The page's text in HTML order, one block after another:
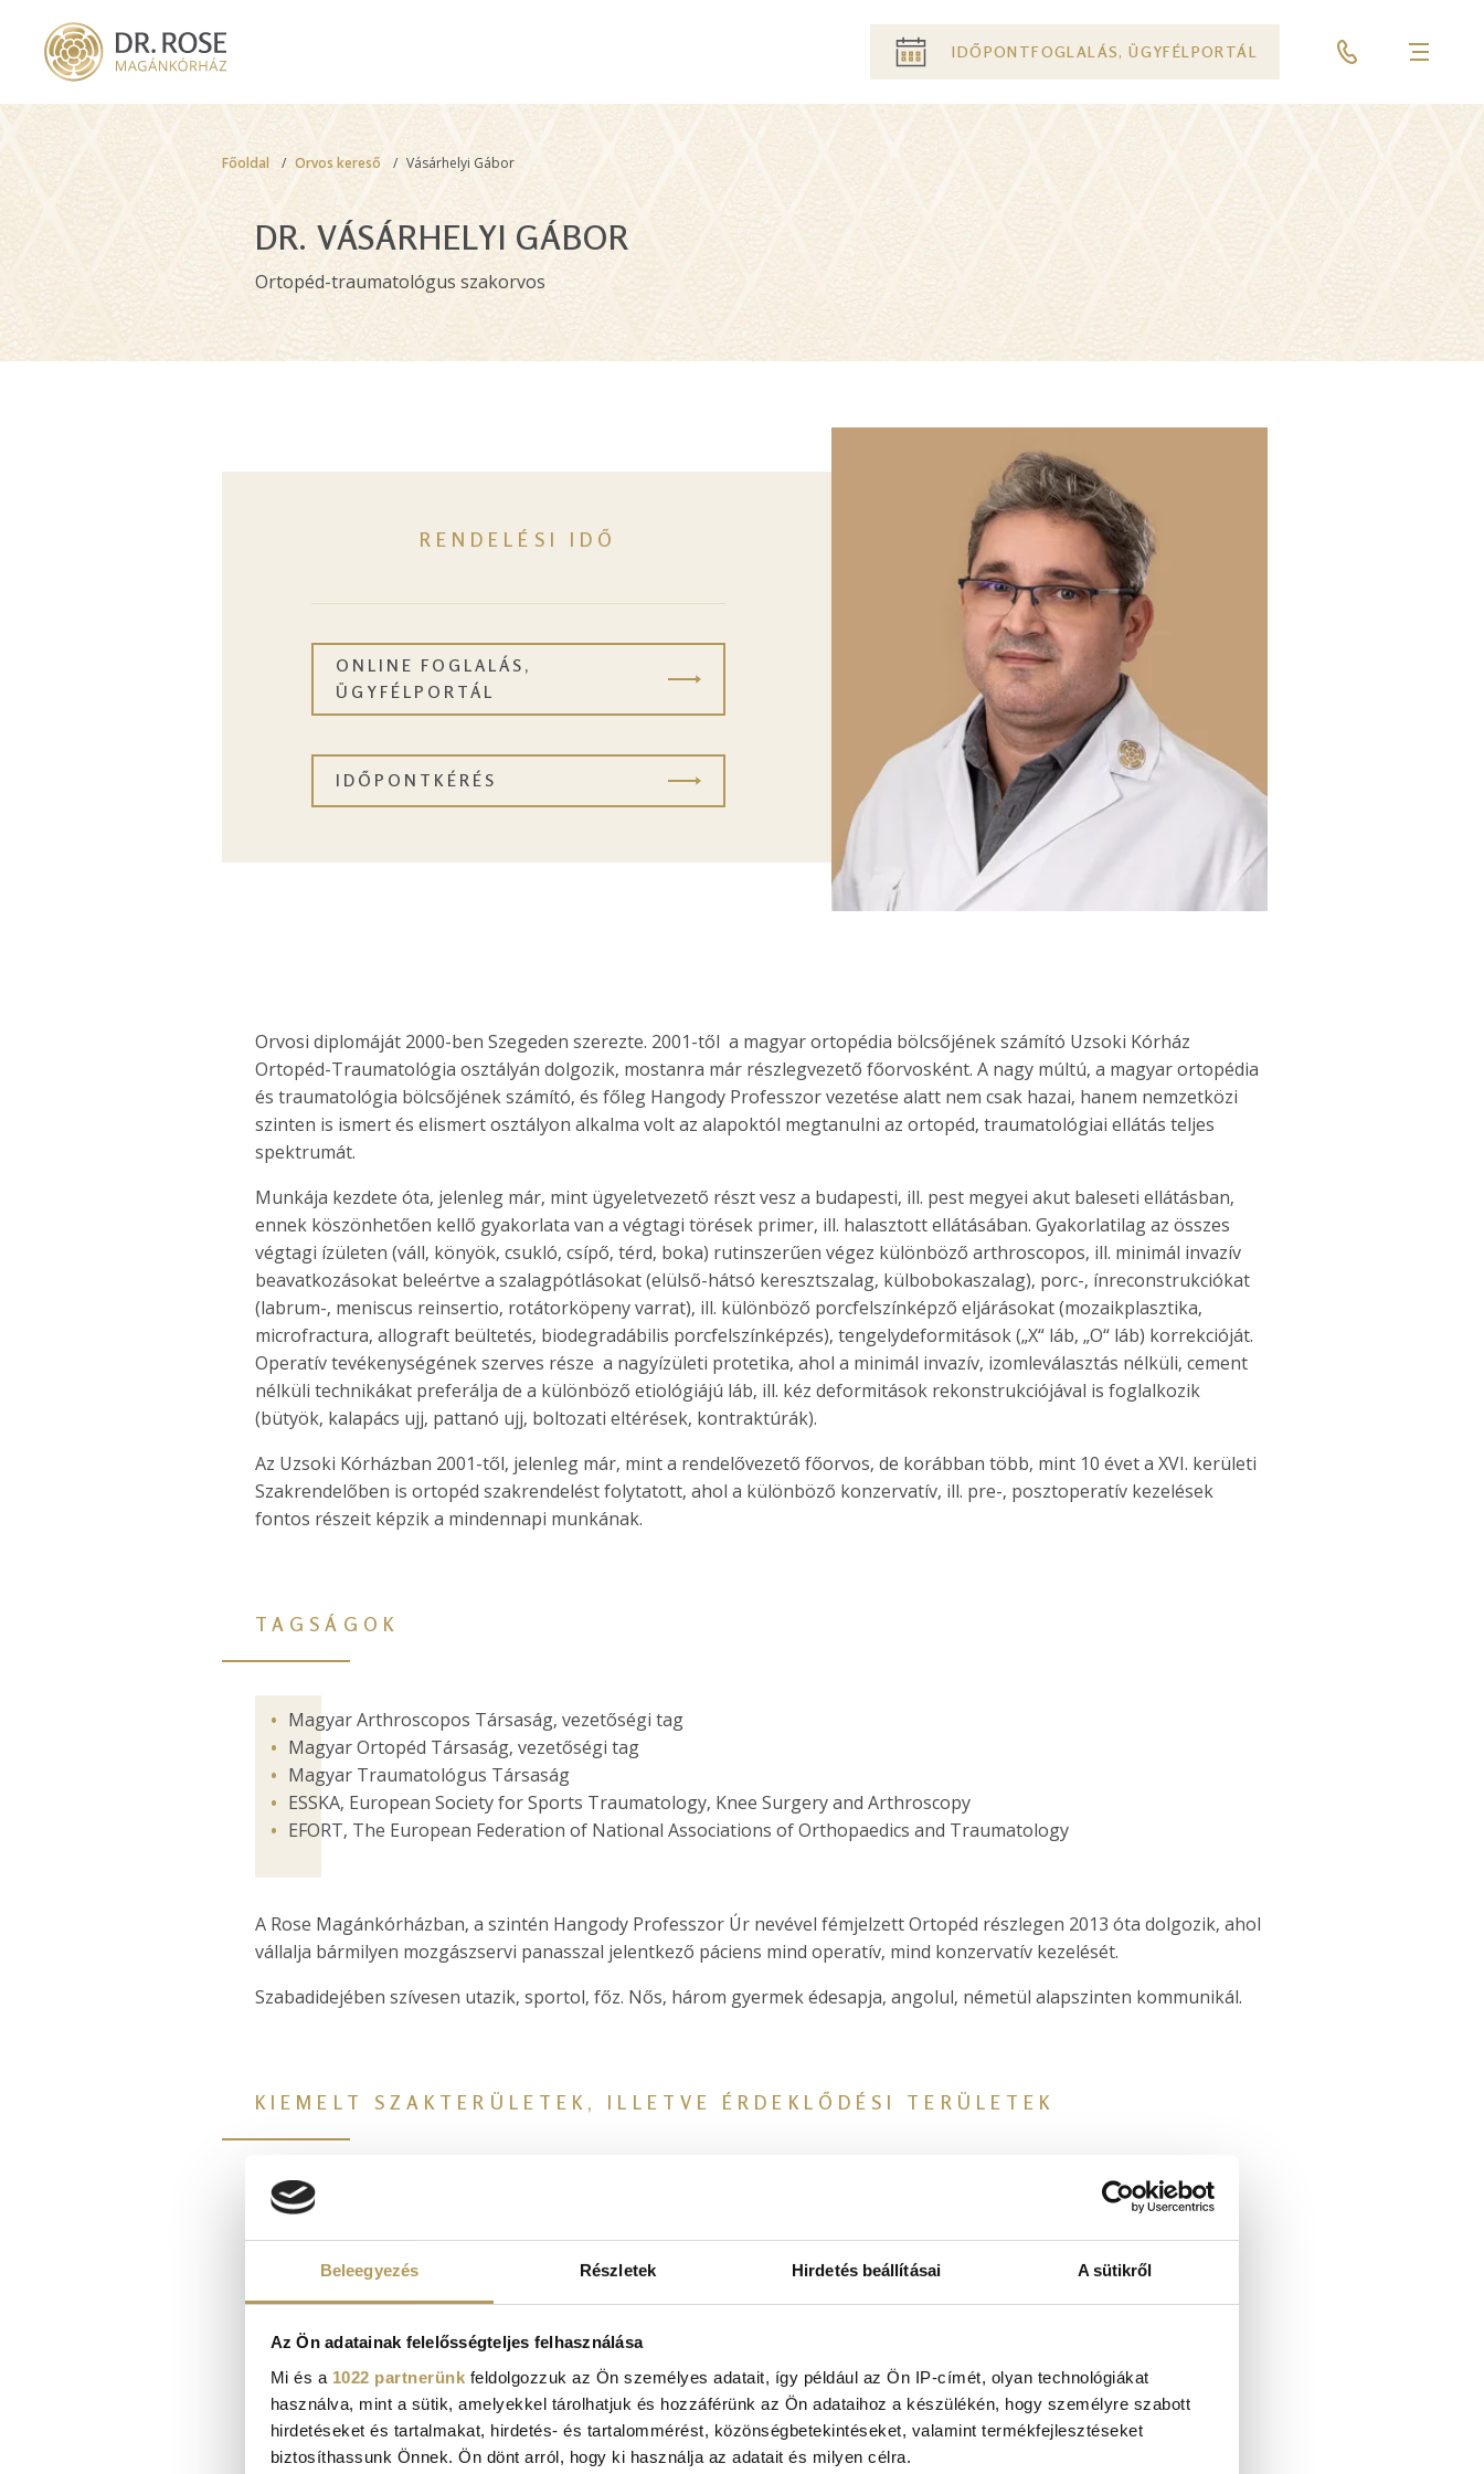
Beleegyezés Részletek Hirdetés beállításai A sütikről
Az Ön adatainak felelősségteljes felhasználása
Mi és a 1022 partnerünk feldolgozzuk az Ön személyes adatait, így például az Ön IP-címét, olyan technológiákat
használva, mint a sütik, amelyekkel tárolhatjuk és hozzáférünk az Ön adataihoz a készülékén, hogy személyre szabott
hirdetéseket és tartalmakat, hirdetés- és tartalommérést, közönségbetekintéseket, valamint termékfejlesztéseket
biztosíthassunk Önnek. Ön dönt arról, hogy ki használja az adatait és milyen célra.
Pre
header
IDŐPONTFOGLALÁS, ÜGYFÉLPORTÁL
Breadcrumb
Főoldal Orvos kereső Vásárhelyi Gábor
DR. VÁSÁRHELYI GÁBOR
Ortopéd-traumatológus szakorvos
Orvosi diplomáját 2000-ben Szegeden szerezte. 2001-től a magyar ortopédia bölcsőjének számító Uzsoki Kórház
Ortopéd-Traumatológia osztályán dolgozik, mostanra már részlegvezető főorvosként. A nagy múltú, a magyar ortopédia
és traumatológia bölcsőjének számító, és főleg Hangody Professzor vezetése alatt nem csak hazai, hanem nemzetközi
szinten is ismert és elismert osztályon alkalma volt az alapoktól megtanulni az ortopéd, traumatológiai ellátás teljes
spektrumát.
Munkája kezdete óta, jelenleg már, mint ügyeletvezető részt vesz a budapesti, ill. pest megyei akut baleseti ellátásban,
ennek köszönhetően kellő gyakorlata van a végtagi törések primer, ill. halasztott ellátásában. Gyakorlatilag az összes
végtagi ízületen (váll, könyök, csukló, csípő, térd, boka) rutinszerűen végez különböző arthroscopos, ill. minimál invazív
beavatkozásokat beleértve a szalagpótlásokat (elülső-hátsó keresztszalag, külbobokaszalag), porc-, ínreconstrukciókat
(labrum-, meniscus reinsertio, rotátorköpeny varrat), ill. különböző porcfelszínképző eljárásokat (mozaikplasztika,
microfractura, allograft beültetés, biodegradábilis porcfelszínképzés), tengelydeformitások („X“ láb, „O“ láb) korrekcióját.
Operatív tevékenységének szerves része a nagyízületi protetika, ahol a minimál invazív, izomleválasztás nélküli, cement
nélküli technikákat preferálja de a különböző etiológiájú láb, ill. kéz deformitások rekonstrukciójával is foglalkozik
(bütyök, kalapács ujj, pattanó ujj, boltozati eltérések, kontraktúrák).
Az Uzsoki Kórházban 2001-től, jelenleg már, mint a rendelővezető főorvos, de korábban több, mint 10 évet a XVI. kerületi
Szakrendelőben is ortopéd szakrendelést folytatott, ahol a különböző konzervatív, ill. pre-, posztoperatív kezelések
fontos részeit képzik a mindennapi munkának.
TAGSÁGOK
Magyar Arthroscopos Társaság, vezetőségi tag
Magyar Ortopéd Társaság, vezetőségi tag
Magyar Traumatológus Társaság
ESSKA, European Society for Sports Traumatology, Knee Surgery and Arthroscopy
EFORT, The European Federation of National Associations of Orthopaedics and Traumatology
A Rose Magánkórházban, a szintén Hangody Professzor Úr nevével fémjelzett Ortopéd részlegen 2013 óta dolgozik, ahol
vállalja bármilyen mozgászservi panasszal jelentkező páciens mind operatív, mind konzervatív kezelését.
Szabadidejében szívesen utazik, sportol, főz. Nős, három gyermek édesapja, angolul, németül alapszinten kommunikál.
KIEMELT SZAKTERÜLETEK, ILLETVE ÉRDEKLŐDÉSI TERÜLETEK
porcfelszínkézés
szalagpótlások, tengelykorrekciók
patellofemoralis eltérések
RENDELÉSI IDŐ
ONLINE FOGLALÁS,
ÜGYFÉLPORTÁL
IDŐPONTKÉRÉS